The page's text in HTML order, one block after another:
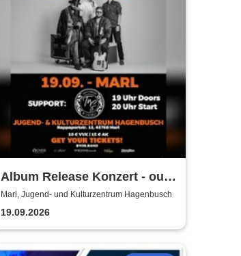
Album Release Konzert - out
of style
Marl, Jugend- und Kulturzentrum Hagenbusch
19.09.2026